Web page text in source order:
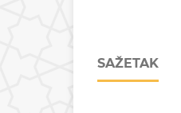
SAŽETAK